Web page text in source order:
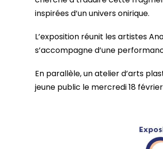
inspirées d’un univers onirique.
L’exposition réunit les artistes
s’accompagne d’une
En parallèle, un atelier d’arts
jeune public le mercredi 18